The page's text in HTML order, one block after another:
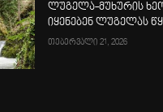
ლუგელა-მუხურის
იყენებენ ლუგელას
თებერვალი 21, 2026